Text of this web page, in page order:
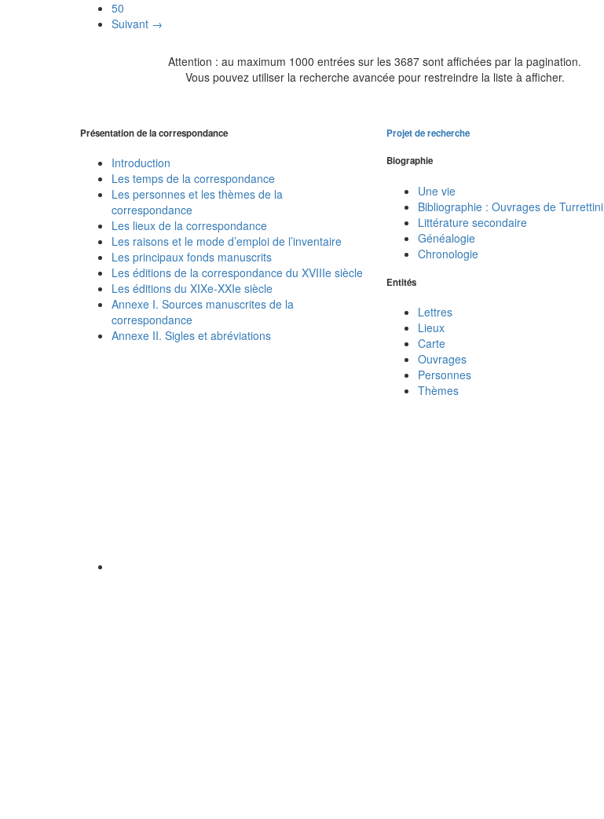
50
Suivant →
Attention : au maximum 1000 entrées sur les 3687 sont affichées par la pagination.
Vous pouvez utiliser la recherche avancée pour restreindre la liste à afficher.
Présentation de la correspondance
Introduction
Les temps de la correspondance
Les personnes et les thèmes de la
correspondance
Les lieux de la correspondance
Les raisons et le mode d’emploi de l’inventaire
Les principaux fonds manuscrits
Les éditions de la correspondance du XVIIIe siècle
Les éditions du XIXe-XXIe siècle
Annexe I. Sources manuscrites de la
correspondance
Annexe II. Sigles et abréviations
Projet de recherche
Biographie
Une vie
Bibliographie : Ouvrages de Turrettini
Littérature secondaire
Généalogie
Chronologie
Entités
Lettres
Lieux
Carte
Ouvrages
Personnes
Thèmes